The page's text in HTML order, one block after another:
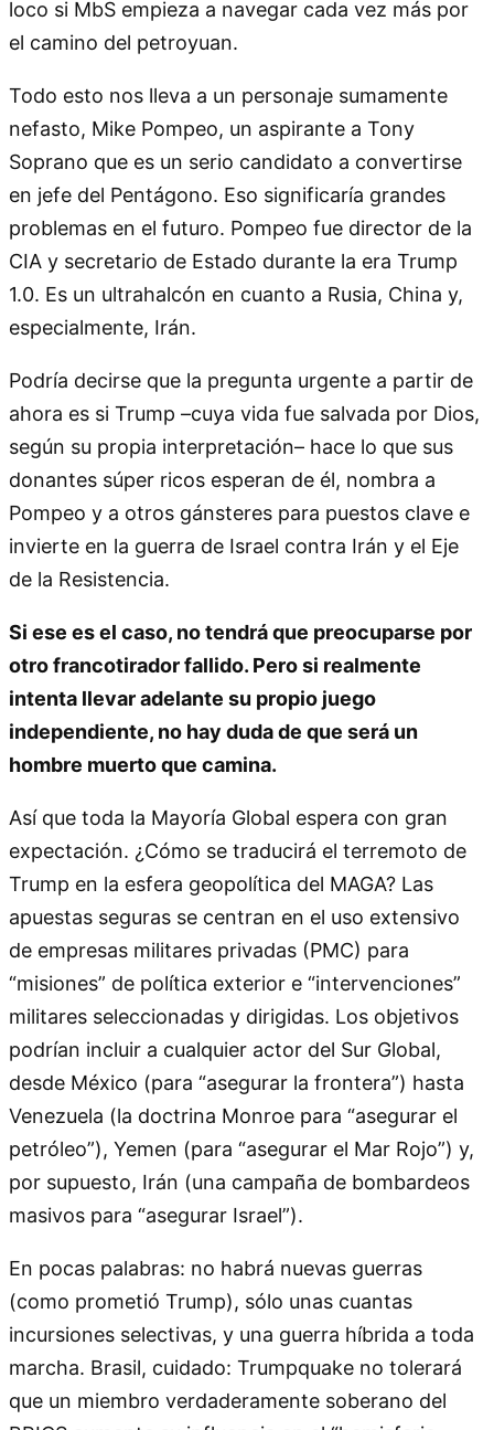
loco si MbS empieza a navegar cada vez más por
el camino del petroyuan.
Todo esto nos lleva a un personaje sumamente
nefasto, Mike Pompeo, un aspirante a Tony
Soprano que es un serio candidato a convertirse
en jefe del Pentágono. Eso significaría grandes
problemas en el futuro. Pompeo fue director de la
CIA y secretario de Estado durante la era Trump
1.0. Es un ultrahalcón en cuanto a Rusia, China y,
especialmente, Irán.
Podría decirse que la pregunta urgente a partir de
ahora es si Trump –cuya vida fue salvada por Dios,
según su propia interpretación– hace lo que sus
donantes súper ricos esperan de él, nombra a
Pompeo y a otros gánsteres para puestos clave e
invierte en la guerra de Israel contra Irán y el Eje
de la Resistencia.
Si ese es el caso, no tendrá que preocuparse por
otro francotirador fallido. Pero si realmente
intenta llevar adelante su propio juego
independiente, no hay duda de que será un
hombre muerto que camina.
Así que toda la Mayoría Global espera con gran
expectación. ¿Cómo se traducirá el terremoto de
Trump en la esfera geopolítica del MAGA? Las
apuestas seguras se centran en el uso extensivo
de empresas militares privadas (PMC) para
“misiones” de política exterior e “intervenciones”
militares seleccionadas y dirigidas. Los objetivos
podrían incluir a cualquier actor del Sur Global,
desde México (para “asegurar la frontera”) hasta
Venezuela (la doctrina Monroe para “asegurar el
petróleo”), Yemen (para “asegurar el Mar Rojo”) y,
por supuesto, Irán (una campaña de bombardeos
masivos para “asegurar Israel”).
En pocas palabras: no habrá nuevas guerras
(como prometió Trump), sólo unas cuantas
incursiones selectivas, y una guerra híbrida a toda
marcha. Brasil, cuidado: Trumpquake no tolerará
que un miembro verdaderamente soberano del